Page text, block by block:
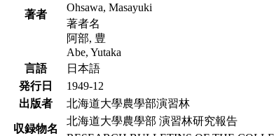
著者
Ohsawa, Masayuki
著者名
阿部, 豊
Abe, Yutaka
言語
日本語
発行日
1949-12
出版者
北海道大學農學部演習林
収録物名
北海道大學農學部 演習林研究報告